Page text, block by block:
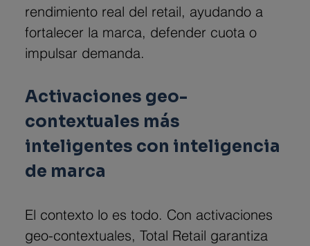
rendimiento real del retail, ayudando a
fortalecer la marca, defender cuota o
impulsar demanda.
Activaciones geo-
contextuales más
inteligentes con inteligencia
de marca
El contexto lo es todo. Con activaciones
geo-contextuales, Total Retail garantiza